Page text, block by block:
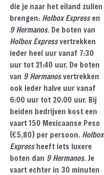
die je naar het eiland zullen
brengen: Holbox Expressen
9 Hermanos. De boten van
Holbox Expressvertrekken
ieder heel uur vanaf 7:30
uur tot 21:40 uur. De boten
van 9 Hermanosvertrekken
ook ieder halve uur vanaf
6:00 uur tot 20:00 uur. Bij
beiden bedrijven kost een
vaart 150 Mexicaanse Peso
(€5,80) per persoon. Holbox
Expressheeft iets luxere
boten dan 9 Hermanos. Je
vaart echter in 30 minuten